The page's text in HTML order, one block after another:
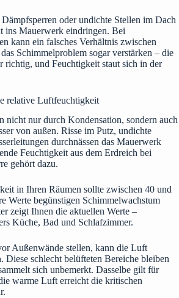
oder undichte Stellen im Dach
ins Mauerwerk eindringen. Bei
kann ein falsches Verhältnis zwischen
Schimmelproblem sogar verstärken – die
richtig, und Feuchtigkeit staut sich in der
relative Luftfeuchtigkeit
nicht nur durch Kondensation, sondern auch
von außen. Risse im Putz, undichte
durchnässen das Mauerwerk
Feuchtigkeit aus dem Erdreich bei
gehört dazu.
in Ihren Räumen sollte zwischen 40 und
Werte begünstigen Schimmelwachstum
zeigt Ihnen die aktuellen Werte –
Küche, Bad und Schlafzimmer.
Außenwände stellen, kann die Luft
Diese schlecht belüfteten Bereiche bleiben
sich unbemerkt. Dasselbe gilt für
warme Luft erreicht die kritischen